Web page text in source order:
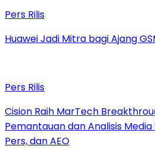
Pers Rilis
Huawei Jadi Mitra bagi Ajang
Pers Rilis
Cision Raih MarTech
Pemantauan dan Analisis Media
Pers, dan AEO